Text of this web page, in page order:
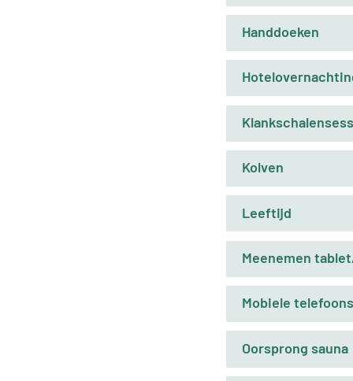
Handdoeken
Kolven
Leeftijd
Meenemen
Mobiele telefoons
Oorsprong sauna